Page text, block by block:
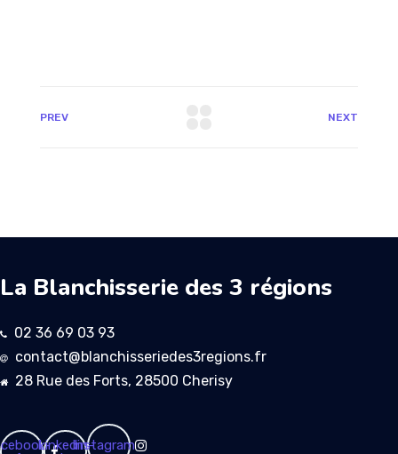
PREV NEXT
La Blanchisserie des 3 régions
02 36 69 03 93
contact@blanchisseriedes3regions.fr
28 Rue des Forts, 28500 Cherisy
Linkedin-Instagram